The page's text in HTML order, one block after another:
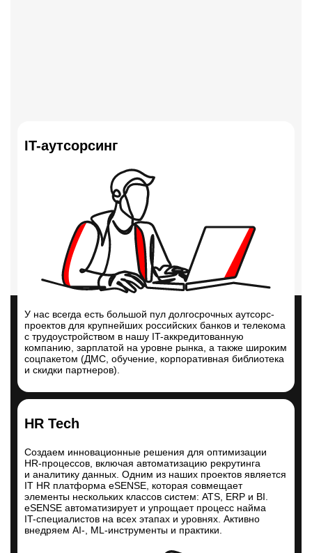
IT-аутсорсинг
У нас всегда есть большой пул долгосрочных аутсорс-
проектов для крупнейших российских банков и телекома
с трудоустройством в нашу IT-аккредитованную
компанию, зарплатой на уровне рынка, а также широким
соцпакетом (ДМС, обучение, корпоративная библиотека
и скидки партнеров).
HR Tech
Создаем инновационные решения для оптимизации
HR-процессов , включая автоматизацию рекрутинга
и аналитику данных. Одним из наших проектов является
IT HR платформа eSENSE, которая совмещает
элементы нескольких классов систем: ATS, ERP и BI.
eSENSE автоматизирует и упрощает процесс найма
IT-специалистов на всех этапах и уровнях. Активно
внедряем AI-, ML-инструменты и практики.